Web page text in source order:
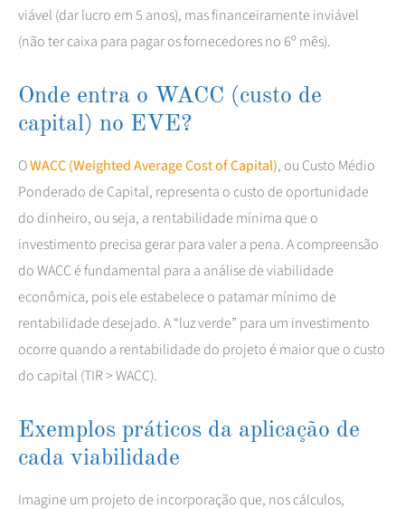
viável (dar lucro em 5 anos), mas financeiramente inviável
(não ter caixa para pagar os fornecedores no 6º mês).
Onde entra o WACC (custo de
capital) no EVE?
OWACC (Weighted Average Cost of Capital), ou Custo Médio
Ponderado de Capital, representa o custo de oportunidade
do dinheiro, ou seja, a rentabilidade mínima que o
investimento precisa gerar para valer a pena. A compreensão
do WACC é fundamental para a análise de viabilidade
econômica, pois ele estabelece o patamar mínimo de
rentabilidade desejado. A “luz verde” para um investimento
ocorre quando a rentabilidade do projeto é maior que o custo
do capital (TIR > WACC).
Exemplos práticos da aplicação de
cada viabilidade
Imagine um projeto de incorporação que, nos cálculos,